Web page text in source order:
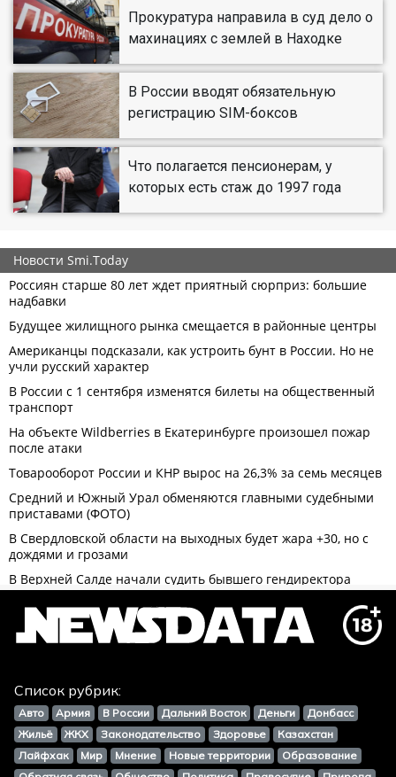
Прокуратура направила в суд дело о
махинациях с землей в Находке
В России вводят обязательную
регистрацию SIM-боксов
Что полагается пенсионерам, у
которых есть стаж до 1997 года
Список рубрик:
Авто Армия В России Дальний Восток Деньги
Донбасс
Жильё
ЖКХ Законодательство Здоровье
Казахстан
Лайфхак
Мир Мнение Новые территории
Образование